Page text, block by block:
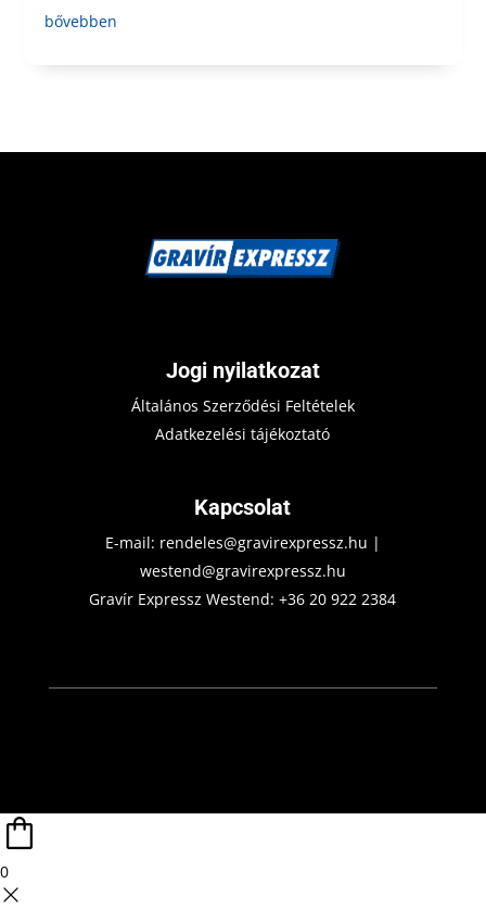
bővebben
Jogi nyilatkozat
Általános Szerződési Feltételek
Adatkezelési tájékoztató
Kapcsolat
E-mail: rendeles@gravirexpressz.hu |
westend@gravirexpressz.hu
Gravír Expressz Westend:+36 20 922 2384
0